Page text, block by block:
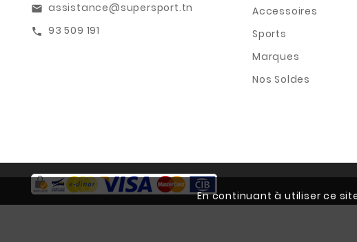
En continuant à utiliser ce
email assistance@supersport.tn
call 93 509 191
Accessoires
Sports
Marques
Nos Soldes